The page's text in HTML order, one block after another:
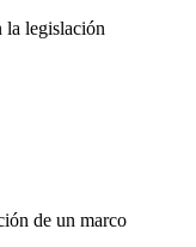
la legislación
de un marco